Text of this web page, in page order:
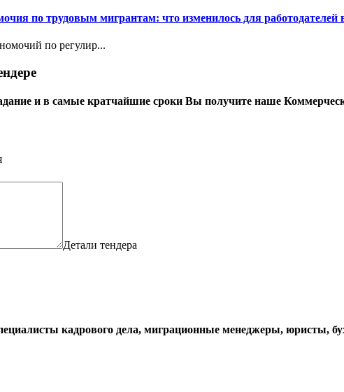
по трудовым мигрантам: что изменилось для работодателей
по регулир...
и в самые кратчайшие сроки Вы получите наше
Детали тендера
кадрового дела, миграционные менеджеры, юристы,